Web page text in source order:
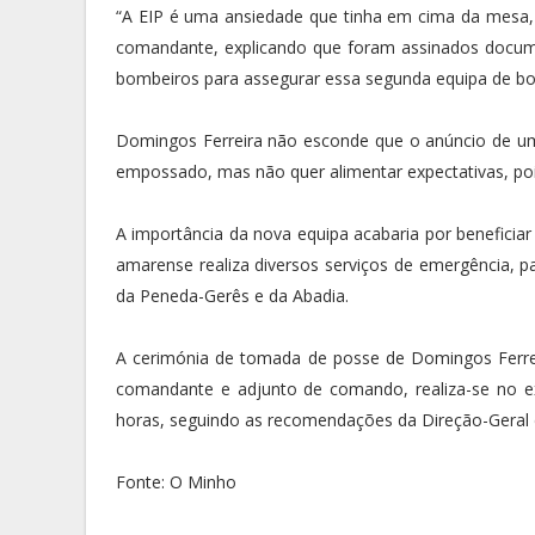
“A EIP é uma ansiedade que tinha em cima da
comandante, explicando que foram assinados
bombeiros para assegurar essa segunda equipa de
Domingos Ferreira não esconde que o anúncio de
empossado, mas não quer alimentar expectativas,
A importância da nova equipa acabaria por
amarense realiza diversos serviços de emergência,
da Peneda-Gerês e da Abadia.
A cerimónia de tomada de posse de Domingos
comandante e adjunto de comando, realiza-se no
horas, seguindo as recomendações da Direção-
Fonte: O Minho